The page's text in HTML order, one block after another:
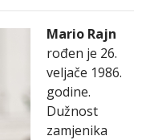
Mario Rajn
rođen je 26.
veljače 1986.
godine.
Dužnost
zamjenika